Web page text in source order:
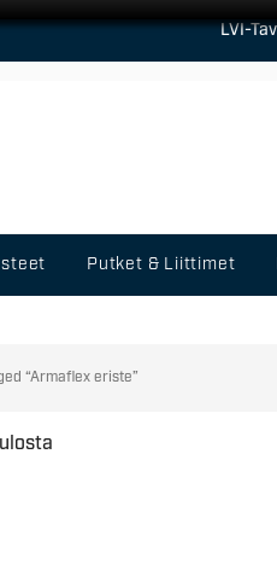
LVI-
Putket & Liittimet
“Armaflex eriste”